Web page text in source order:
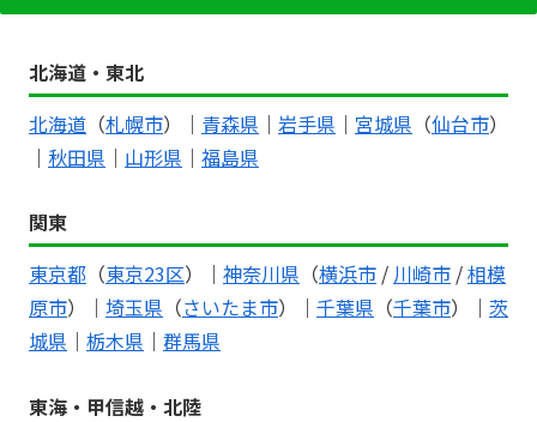
北海道・東北
北海道 （札幌市）｜ 青森県 ｜ 岩手県 ｜ 宮城県 （仙台市）
｜ 秋田県 ｜ 山形県 ｜ 福島県
関東
東京都 （東京23区）｜ 神奈川県 （横浜市 / 川崎市 /相模
原市）｜ 埼玉県 （さいたま市）｜ 千葉県 （千葉市）｜ 茨
城県 ｜ 栃木県 ｜ 群馬県
東海・甲信越・北陸